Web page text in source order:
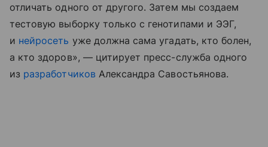
отличать одного от другого. Затем мы создаем
тестовую выборку только с генотипами и ЭЭГ,
и нейросеть уже должна сама угадать, кто болен,
а кто здоров», — цитирует пресс-служба одного
из разработчиков Александра Савостьянова.